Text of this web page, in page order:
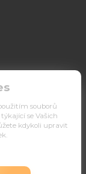
souborů
se Vašich
kdykoli upravit